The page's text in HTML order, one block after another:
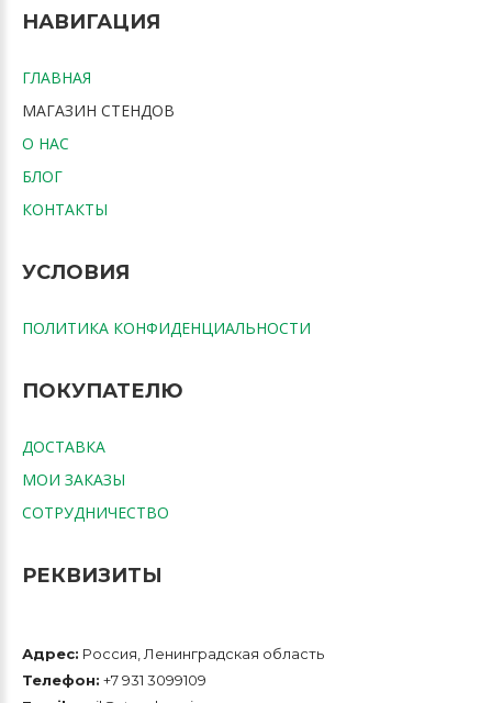
НАВИГАЦИЯ
ГЛАВНАЯ
МАГАЗИН СТЕНДОВ
О НАС
БЛОГ
КОНТАКТЫ
УСЛОВИЯ
ПОЛИТИКА КОНФИДЕНЦИАЛЬНОСТИ
ПОКУПАТЕЛЮ
ДОСТАВКА
МОИ ЗАКАЗЫ
СОТРУДНИЧЕСТВО
РЕКВИЗИТЫ
Адрес: Россия, Ленинградская область
Телефон: +7 931 3099109